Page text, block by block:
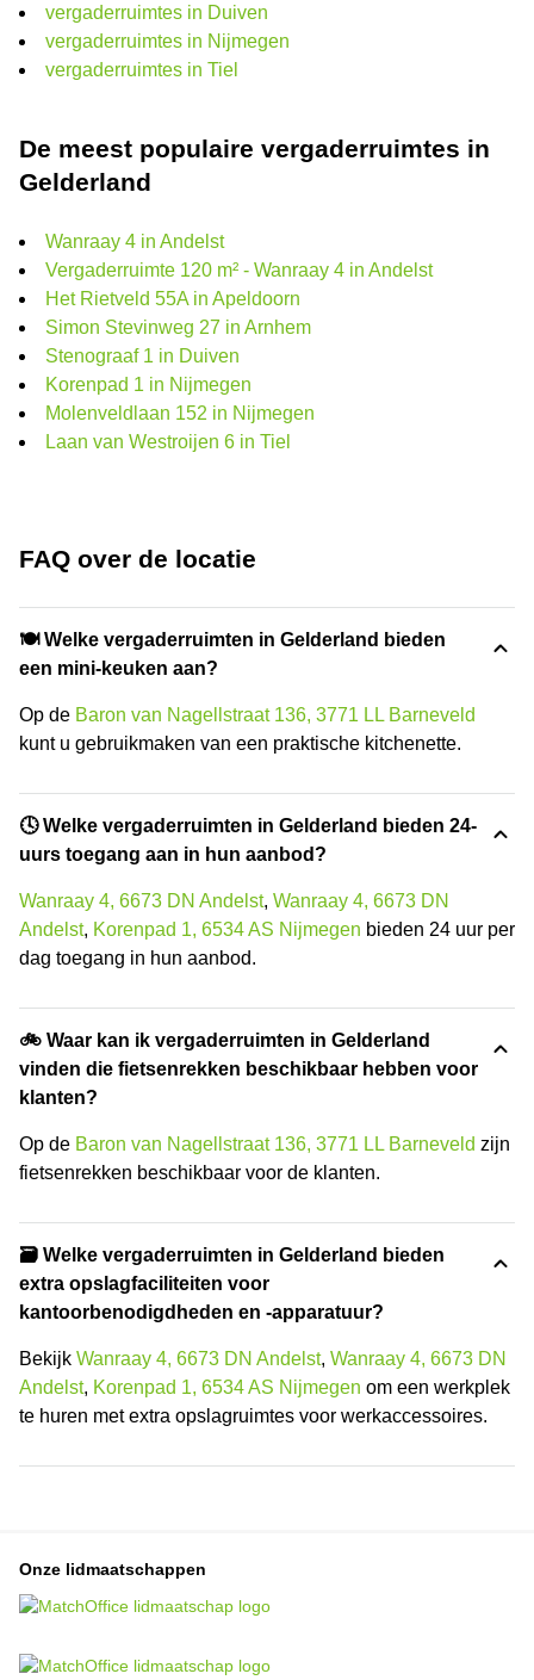
vergaderruimtes in Duiven
vergaderruimtes in Nijmegen
vergaderruimtes in Tiel
De meest populaire vergaderruimtes in
Gelderland
Wanraay 4 in Andelst
Vergaderruimte 120 m² - Wanraay 4 in Andelst
Het Rietveld 55A in Apeldoorn
Simon Stevinweg 27 in Arnhem
Stenograaf 1 in Duiven
Korenpad 1 in Nijmegen
Molenveldlaan 152 in Nijmegen
Laan van Westroijen 6 in Tiel
FAQ over de locatie
🍽️ Welke vergaderruimten in Gelderland bieden
een mini-keuken aan?
Op de Baron van Nagellstraat 136, 3771 LL Barneveld
kunt u gebruikmaken van een praktische kitchenette.
🕓 Welke vergaderruimten in Gelderland bieden 24-
uurs toegang aan in hun aanbod?
Wanraay 4, 6673 DN Andelst, Wanraay 4, 6673 DN
Andelst, Korenpad 1, 6534 AS Nijmegen bieden 24 uur per
dag toegang in hun aanbod.
🚲 Waar kan ik vergaderruimten in Gelderland
vinden die fietsenrekken beschikbaar hebben voor
klanten?
Op de Baron van Nagellstraat 136, 3771 LL Barneveld zijn
fietsenrekken beschikbaar voor de klanten.
🗃️ Welke vergaderruimten in Gelderland bieden
extra opslagfaciliteiten voor
kantoorbenodigdheden en -apparatuur?
Bekijk Wanraay 4, 6673 DN Andelst, Wanraay 4, 6673 DN
Andelst, Korenpad 1, 6534 AS Nijmegen om een werkplek
te huren met extra opslagruimtes voor werkaccessoires.
Onze lidmaatschappen